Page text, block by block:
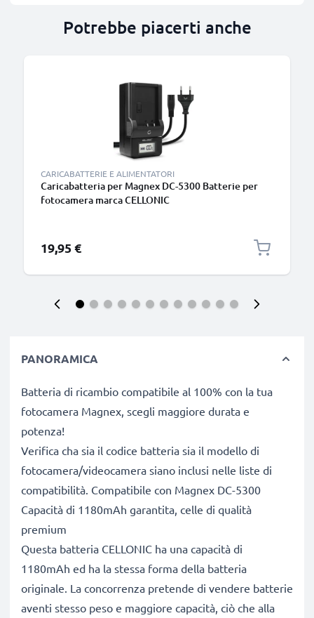
Potrebbe piacerti anche
CARICABATTERIE E ALIMENTATORI
Caricabatteria per Magnex DC-5300 Batterie per
fotocamera marca CELLONIC
19,95 €
PANORAMICA
Batteria di ricambio compatibile al 100% con la tua
fotocamera Magnex, scegli maggiore durata e
potenza!
Verifica cha sia il codice batteria sia il modello di
fotocamera/videocamera siano inclusi nelle liste di
compatibilità. Compatibile con Magnex DC-5300
Capacità di 1180mAh garantita, celle di qualità
premium
Questa batteria CELLONIC ha una capacità di
1180mAh ed ha la stessa forma della batteria
originale. La concorrenza pretende di vendere batterie
aventi stesso peso e maggiore capacità, ciò che alla